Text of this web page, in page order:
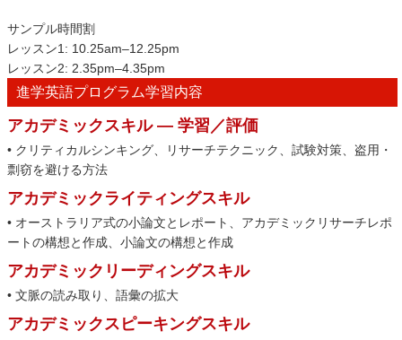
サンプル時間割
レッスン1: 10.25am–12.25pm
レッスン2: 2.35pm–4.35pm
進学英語プログラム学習内容
アカデミックスキル — 学習／評価
• クリティカルシンキング、リサーチテクニック、試験対策、盗用・
剽窃を避ける方法
アカデミックライティングスキル
• オーストラリア式の小論文とレポート、アカデミックリサーチレポ
ートの構想と作成、小論文の構想と作成
アカデミックリーディングスキル
• 文脈の読み取り、語彙の拡大
アカデミックスピーキングスキル